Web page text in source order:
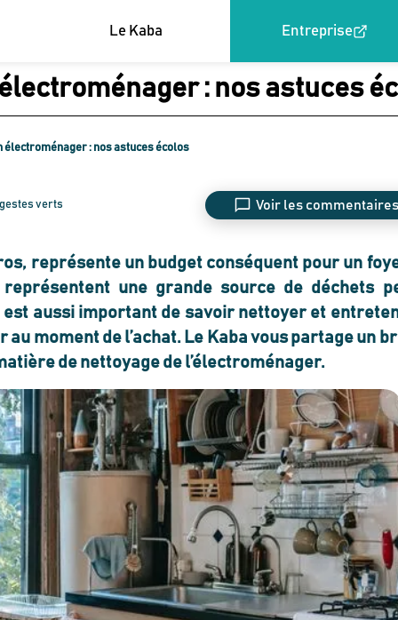
Le Kaba Entreprise
: nos astuces
électroménager : nos astuces écolos
verts Voir les commentaires
représente un budget conséquent pour un
une grandesource de déchets
aussi important de savoir nettoyer et
au moment de l’achat. Le Kaba vous partage un
de nettoyage de l’électroménager.